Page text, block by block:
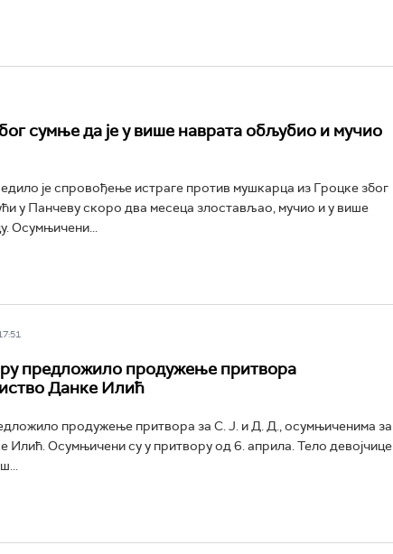
сумње да је у више наврата обљубио и мучио
је спровођење истраге против мушкарца из Гроцке због
у Панчеву скоро два месеца злостављао, мучио и у више
Осумњичени...
предложило продужење притвора
Данке Илић
продужење притвора за С. Ј. и Д. Д., осумњиченима за
Осумњичени су у притвору од 6. априла. Тело девојчице